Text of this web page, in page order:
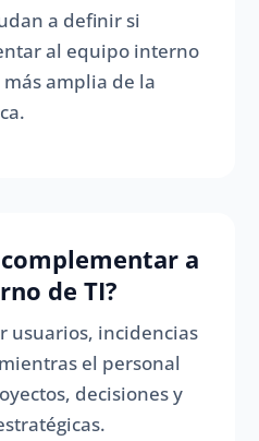
a definir si
al equipo interno
amplia de la
complementar a
de TI?
usuarios, incidencias
el personal
decisiones y